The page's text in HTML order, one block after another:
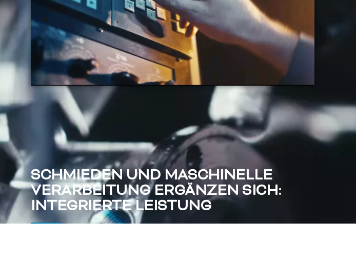
SCHMIEDEN UND MASCHINELLE
VERARBEITUNG ERGÄNZEN SICH:
INTEGRIERTE LEISTUNG